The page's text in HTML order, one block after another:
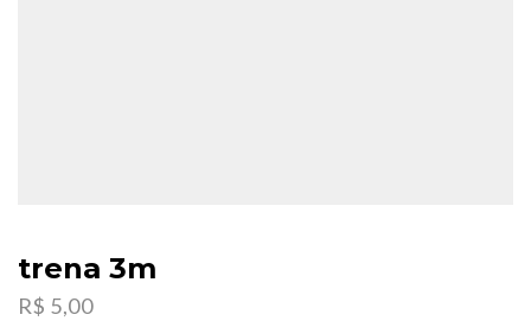
trena 3m
R$ 5,00